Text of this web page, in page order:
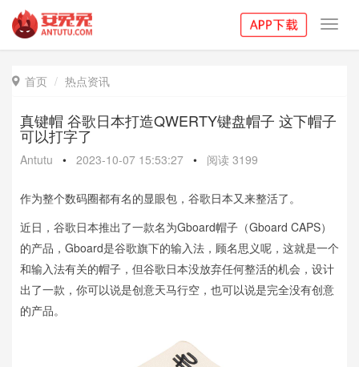
 首页 热点资讯
真键帽 谷歌日本打造QWERTY键盘帽子 这下帽子
可以打字了
Antutu • 2023-10-07 15:53:27 • 阅读 3199
作为整个数码圈都有名的显眼包，谷歌日本又来整活了。
近日，谷歌日本推出了一款名为Gboard帽子（Gboard CAPS）
的产品，Gboard是谷歌旗下的输入法，顾名思义呢，这就是一个
和输入法有关的帽子，但谷歌日本没放弃任何整活的机会，设计
出了一款，你可以说是创意天马行空，也可以说是完全没有创意
的产品。